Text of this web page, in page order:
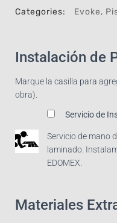
Categories: Evoke,
Instalación de
Marque la casilla para
obra).
Servicio de
Servicio de mano
laminado.
EDOMEX.
Materiales